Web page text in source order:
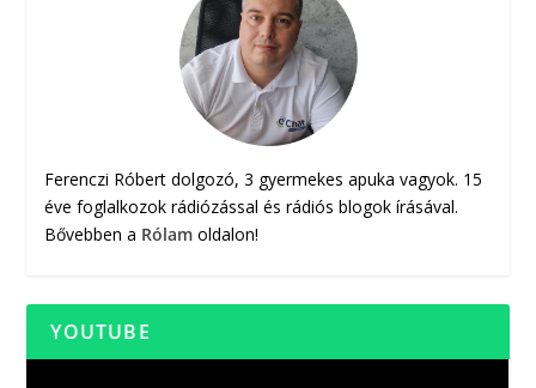
Ferenczi Róbert dolgozó, 3 gyermekes apuka vagyok. 15
éve foglalkozok rádiózással és rádiós blogok írásával.
Bővebben a Rólam oldalon!
YOUTUBE